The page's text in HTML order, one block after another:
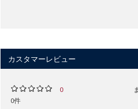
カスタマーレビュー
0
0件